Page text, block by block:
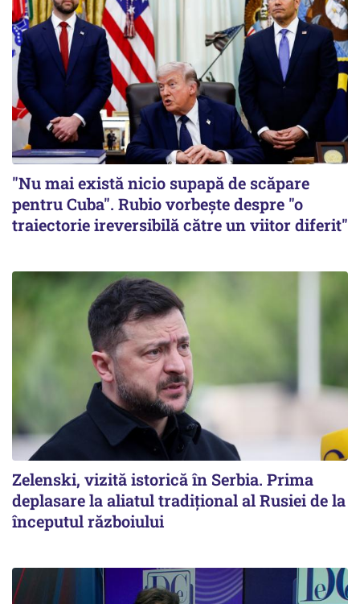
"Nu mai există nicio supapă de scăpare
pentru Cuba". Rubio vorbește despre "o
traiectorie ireversibilă către un viitor diferit"
Zelenski, vizită istorică în Serbia. Prima
deplasare la aliatul tradițional al Rusiei de la
începutul războiului